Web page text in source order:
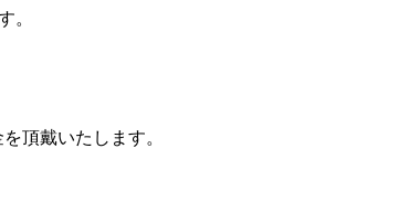
頂戴いたします。